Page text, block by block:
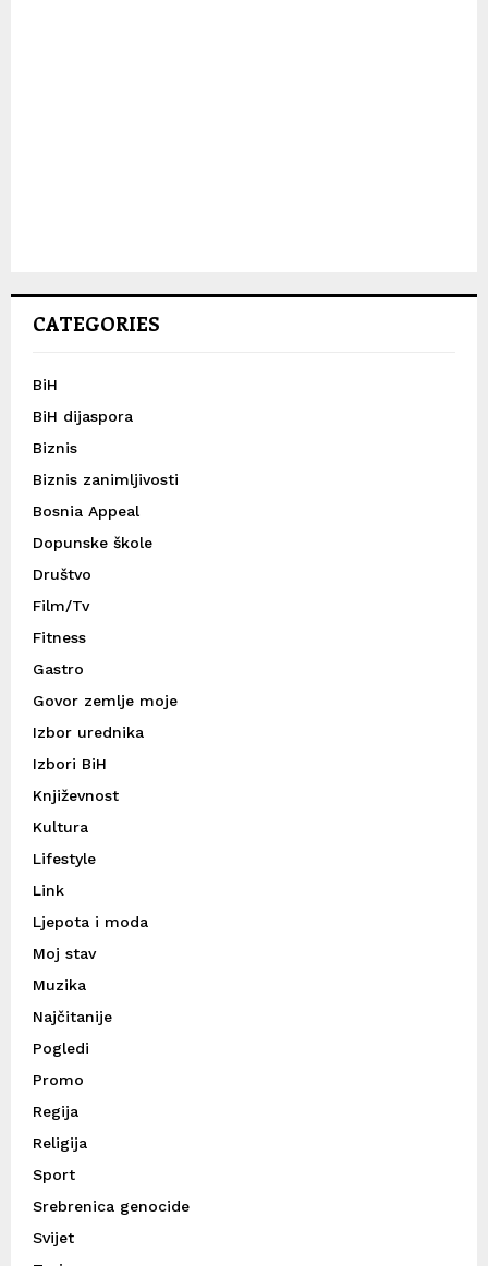
CATEGORIES
BiH
BiH dijaspora
Biznis
Biznis zanimljivosti
Bosnia Appeal
Dopunske škole
Društvo
Film/Tv
Fitness
Gastro
Govor zemlje moje
Izbor urednika
Izbori BiH
Književnost
Kultura
Lifestyle
Link
Ljepota i moda
Moj stav
Muzika
Najčitanije
Pogledi
Promo
Regija
Religija
Sport
Srebrenica genocide
Svijet